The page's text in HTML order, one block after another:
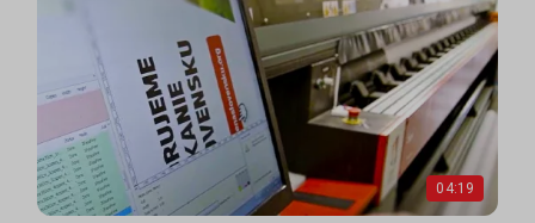
04:19